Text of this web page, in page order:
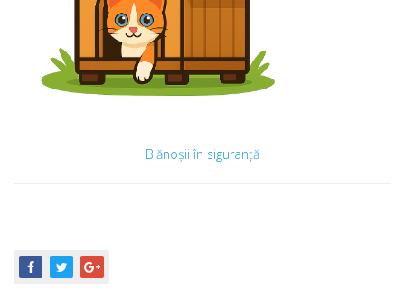
Blănoşii în siguranţă